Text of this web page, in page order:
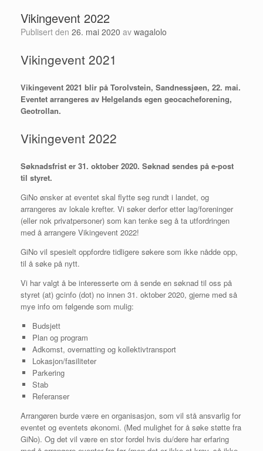
Vikingevent 2022
Publisert den 26. mai 2020 av wagalolo
Vikingevent 2021
Vikingevent 2021 blir på Torolvstein, Sandnessjøen, 22. mai.
Eventet arrangeres av Helgelands egen geocacheforening,
Geotrollan.
Vikingevent 2022
Søknadsfrist er 31. oktober 2020. Søknad sendes på e-post
til styret.
GiNo ønsker at eventet skal flytte seg rundt i landet, og
arrangeres av lokale krefter. Vi søker derfor etter lag/foreninger
(eller nok privatpersoner) som kan tenke seg å ta utfordringen
med å arrangere Vikingevent 2022!
GiNo vil spesielt oppfordre tidligere søkere som ikke nådde opp,
til å søke på nytt.
Vi har valgt å be interesserte om å sende en søknad til oss på
styret (at) gcinfo (dot) no innen 31. oktober 2020, gjerne med så
mye info om følgende som mulig:
Budsjett
Plan og program
Adkomst, overnatting og kollektivtransport
Lokasjon/fasiliteter
Parkering
Stab
Referanser
Arrangøren burde være en organisasjon, som vil stå ansvarlig for
eventet og eventets økonomi. (Med mulighet for å søke støtte fra
GiNo). Og det vil være en stor fordel hvis du/dere har erfaring